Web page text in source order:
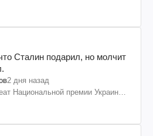
Сталин подарил, но молчит
2 дня назад
Национальной премии Украины